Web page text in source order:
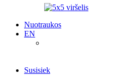
Nuotraukos
EN
Susisiek